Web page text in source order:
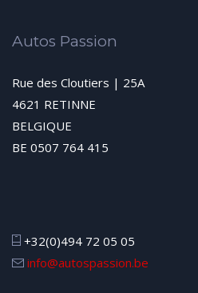
Autos Passion
Rue des Cloutiers | 25A
4621 RETINNE
BELGIQUE
BE 0507 764 415
+32(0)494 72 05 05
info@autospassion.be